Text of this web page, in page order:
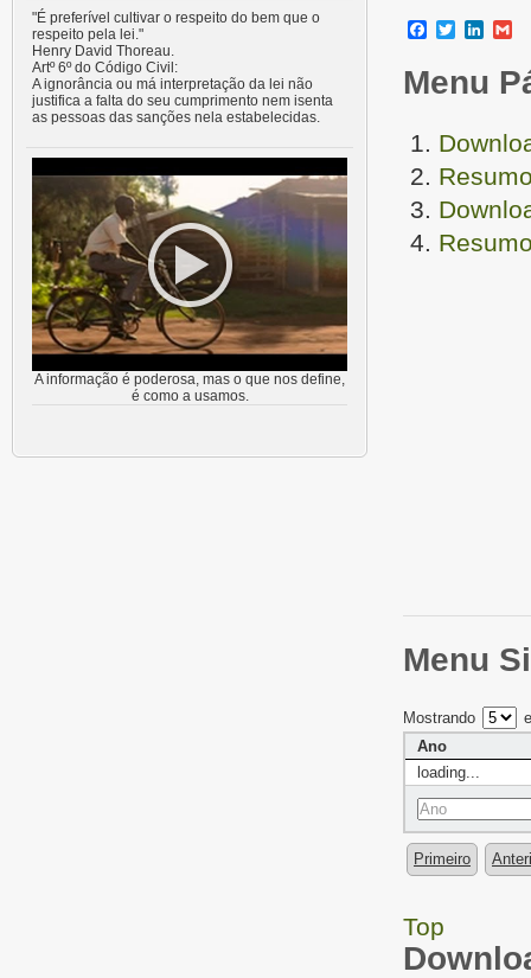
Facebook
Twitter
Menu
Menu
Mostrando
Ano
loading...
Primeiro
Top
"É preferível cultivar o respeito do bem que o
respeito pela lei."
Henry David Thoreau.
Artº 6º do Código Civil:
A ignorância ou má interpretação da lei não
justifica a falta do seu cumprimento nem isenta
as pessoas das sanções nela estabelecidas.
A informação é poderosa, mas o que nos define,
é como a usamos.